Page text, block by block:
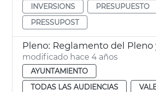
INVERSIONS
PRESUPUESTO
PRESSUPOST
modificado hace 4 años
AYUNTAMIENTO
TODAS LAS AUDIENCIAS